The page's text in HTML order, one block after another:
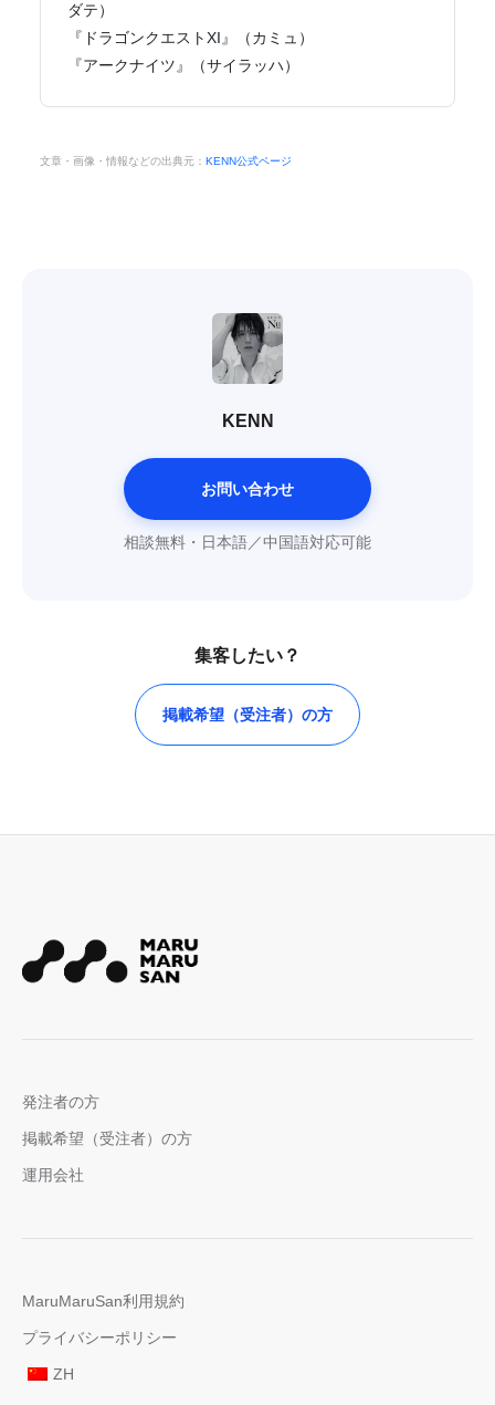
ダテ）
『ドラゴンクエストXI』（カミュ）
『アークナイツ』（サイラッハ）
文章・画像・情報などの出典元： KENN公式ページ
KENN
お問い合わせ
相談無料・日本語／中国語対応可能
集客したい？
掲載希望（受注者）の方
発注者の方
掲載希望（受注者）の方
運用会社
MaruMaruSan利用規約
プライバシーポリシー
ZH